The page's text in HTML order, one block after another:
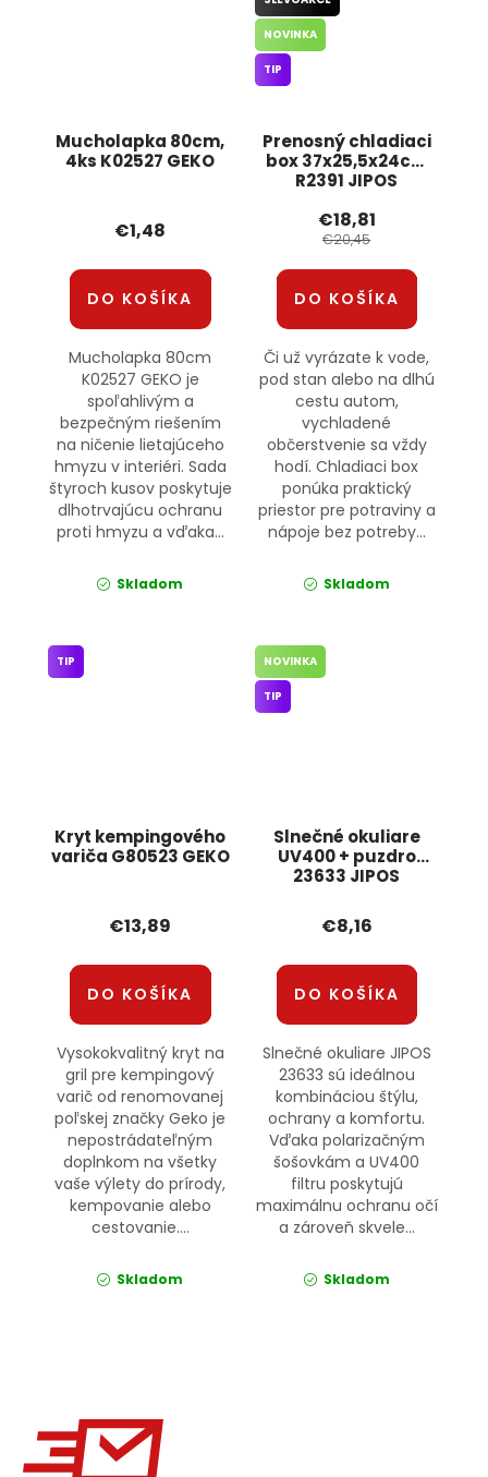
Mucholapka 80cm,
4ks K02527 GEKO
€1,48
DO KOŠÍKA
Mucholapka 80cm
K02527 GEKO je
spoľahlivým a
bezpečným riešením
na ničenie lietajúceho
hmyzu v interiéri. Sada
štyroch kusov poskytuje
dlhotrvajúcu ochranu
proti hmyzu a vďaka...
Skladom
Prenosný chladiaci
box 37x25,5x24cm
R2391 JIPOS
NOVINKA
TIP
€18,81
€20,45
DO KOŠÍKA
Či už vyrázate k vode,
pod stan alebo na dlhú
cestu autom,
vychladené
občerstvenie sa vždy
hodí. Chladiaci box
ponúka praktický
priestor pre potraviny a
nápoje bez potreby...
Skladom
Kryt kempingového
variča G80523 GEKO
TIP
€13,89
DO KOŠÍKA
Vysokokvalitný kryt na
gril pre kempingový
varič od renomovanej
poľskej značky Geko je
nepostrádateľným
doplnkom na všetky
vaše výlety do prírody,
kempovanie alebo
cestovanie....
Skladom
Slnečné okuliare
UV400 + puzdro
23633 JIPOS
NOVINKA
TIP
€8,16
DO KOŠÍKA
Slnečné okuliare JIPOS
23633 sú ideálnou
kombináciou štýlu,
ochrany a komfortu.
Vďaka polarizačným
šošovkám a UV400
filtru poskytujú
maximálnu ochranu očí
a zároveň skvele...
Skladom